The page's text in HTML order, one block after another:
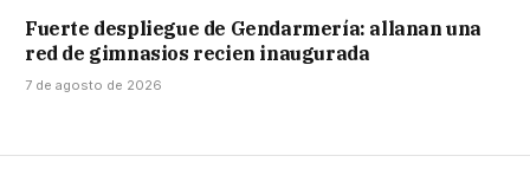
Fuerte despliegue de Gendarmería: allanan una
red de gimnasios recien inaugurada
7 de agosto de 2026